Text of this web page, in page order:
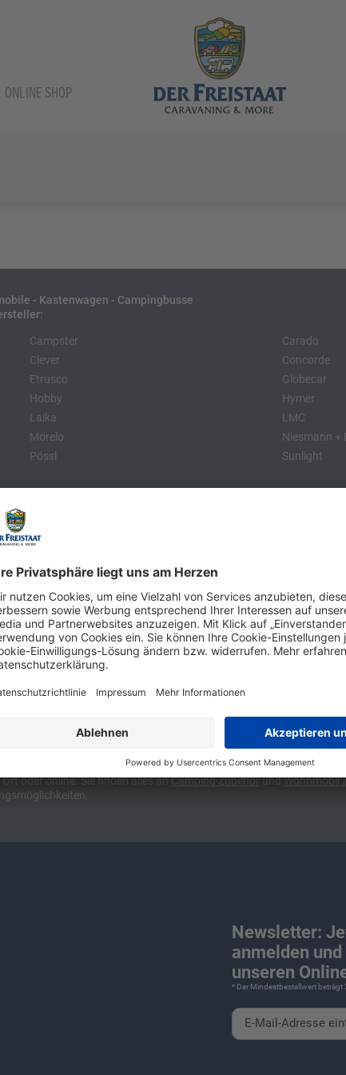
ONLINE SHOP
- Kastenwagen - Campingbusse
Campster
Clever
Etrusco
Hobby
Laika
Morelo
Pössl
Carado
Concorde
Globecar
Hymer
LMC
Niesmann +
Sunlight
Hobby
LMC
München und Stuttgart, 10 Minuten vor der Stadtgrenze
etwa kompakte Camper Vans, oder den puren Luxus. Ob Caravan
für Camping und Caravaning! Wohnmobilverkauf und
Ort oder online. Sie finden alles anCampingZubehörundWohnmobil
Newsletter:
anmelden
unseren
* Der Mindestbestellwert